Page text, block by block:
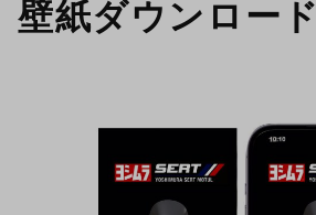
壁紙ダウンロード